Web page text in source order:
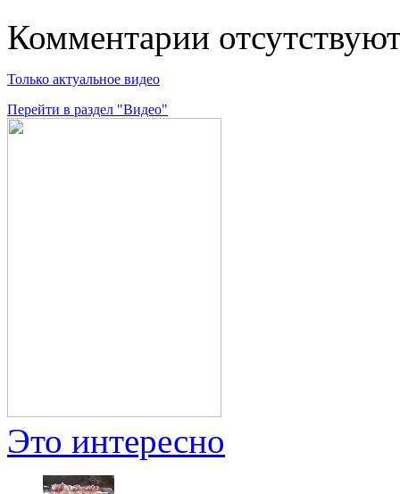
Комментарии
Только актуальное видео
Перейти в раздел "Видео"
Это интересно